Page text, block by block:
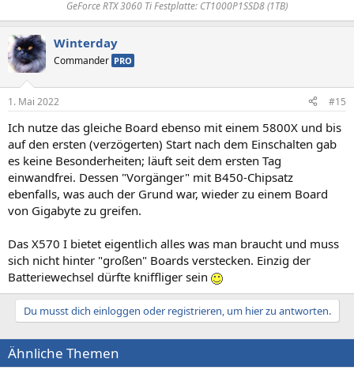
GeForce RTX 3060 Ti Festplatte: CT1000P1SSD8 (1TB)
Winterday
Commander PRO
1. Mai 2022 #15
Ich nutze das gleiche Board ebenso mit einem 5800X und bis
auf den ersten (verzögerten) Start nach dem Einschalten gab
es keine Besonderheiten; läuft seit dem ersten Tag
einwandfrei. Dessen "Vorgänger" mit B450-Chipsatz
ebenfalls, was auch der Grund war, wieder zu einem Board
von Gigabyte zu greifen.
Das X570 I bietet eigentlich alles was man braucht und muss
sich nicht hinter "großen" Boards verstecken. Einzig der
Batteriewechsel dürfte kniffliger sein
Du musst dich einloggen oder registrieren, um hier zu antworten.
Ähnliche Themen